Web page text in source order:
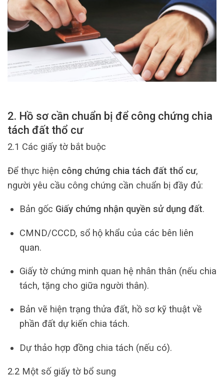
2. Hồ sơ cần chuẩn bị để công chứng chia
tách đất thổ cư
2.1 Các giấy tờ bắt buộc
Để thực hiện công chứng chia tách đất thổ cư,
người yêu cầu công chứng cần chuẩn bị đầy đủ:
Bản gốc Giấy chứng nhận quyền sử dụng đất.
CMND/CCCD, sổ hộ khẩu của các bên liên
quan.
Giấy tờ chứng minh quan hệ nhân thân (nếu chia
tách, tặng cho giữa người thân).
Bản vẽ hiện trạng thửa đất, hồ sơ kỹ thuật về
phần đất dự kiến chia tách.
Dự thảo hợp đồng chia tách (nếu có).
2.2 Một số giấy tờ bổ sung